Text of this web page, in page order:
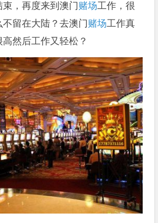
，再度来到澳门赌场工作，很
留在大陆？去澳门赌场工作真
然后工作又轻松？